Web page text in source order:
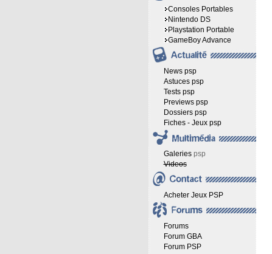
Consoles Portables
Nintendo DS
Playstation Portable
GameBoy Advance
News psp
Astuces psp
Tests psp
Previews psp
Dossiers psp
Fiches - Jeux psp
Galeriespsp
Videos
Acheter Jeux PSP
Forums
Forum GBA
Forum PSP